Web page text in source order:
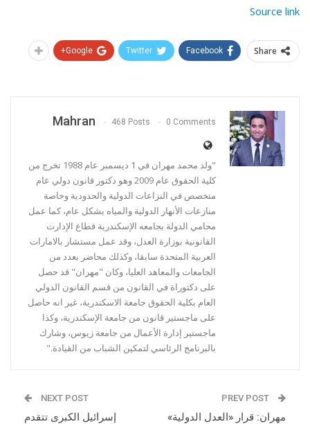
Source link
Share
Facebook
Twitter
Google+
Mahran 468 Posts 0 Comments
"ولد محمد مهران في 1 ديسمبر عام 1988 تخرج من
كلية الحقوق عام 2009 وهو دكتور قانون دولي عام
متخصص في النزاعات الدولية والحدودية وخاصة
منازعات الأنهار الدولية والمياه بشكل عام، كما عمل
محامي الدولة بجامعه الإسكندرية قطاع الإدارت
القانونية بوزارة العدل، وقد عمل مستشار بالامارات
العربية المتحدة سابقا، وكذلك محاضر بعدد من
الجامعات والمعاهد العليا، وكان "مهران" قد حصل
على دكتوراة في القانون من قسم القانون الدولي
العام بكلية الحقوق جامعة الاسكندرية، غير انه حاصل
على ماجستير قانون من جامعة الإسكندرية، وكذا
ماجستير إدارة الأعمال من جامعة زيوس، وشارك
بالبرنامج الرئاسي لتمكين الشباب من القيادة."
مهران: قرار «العدل الدولية»
NEXT POST
إسرائيل الكبرى تتقدم